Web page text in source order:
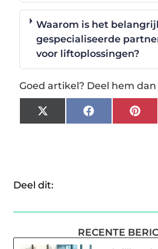
Waarom is het
gespecialiseerde
voor liftoplossingen?
Goed artikel? Deel hem dan
X
(Twitter)
Facebook
Deel dit:
RECENTE